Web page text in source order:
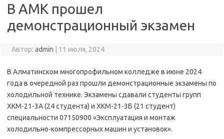
В АМК прошел
демонстрационный экзамен
Автор: admin 11 июля, 2024
В Алматинском многопрофильном колледже в июне 2024
года в очередной раз прошли демонстрационные экзамены по
холодильной технике. Экзамены сдавали студенты групп
ХКМ-21-3А (24 студента) и ХКМ-21-3Б (21 студент)
специальности 07150900 «Эксплуатация и монтаж
холодильно-компрессорных машин и установок».